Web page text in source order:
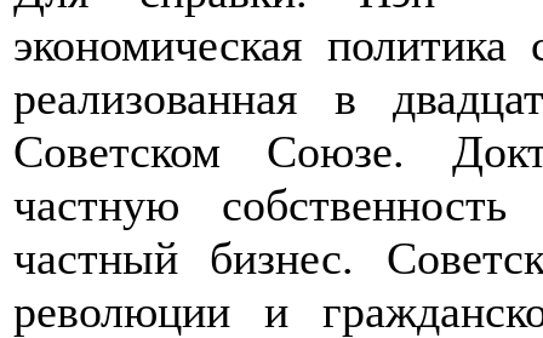
экономическая политика
реализованная в
Советском Союзе.
частную
частный бизнес.
революции и